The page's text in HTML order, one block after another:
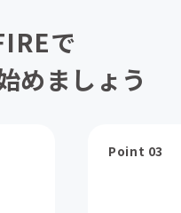
で
めましょう
Point 03